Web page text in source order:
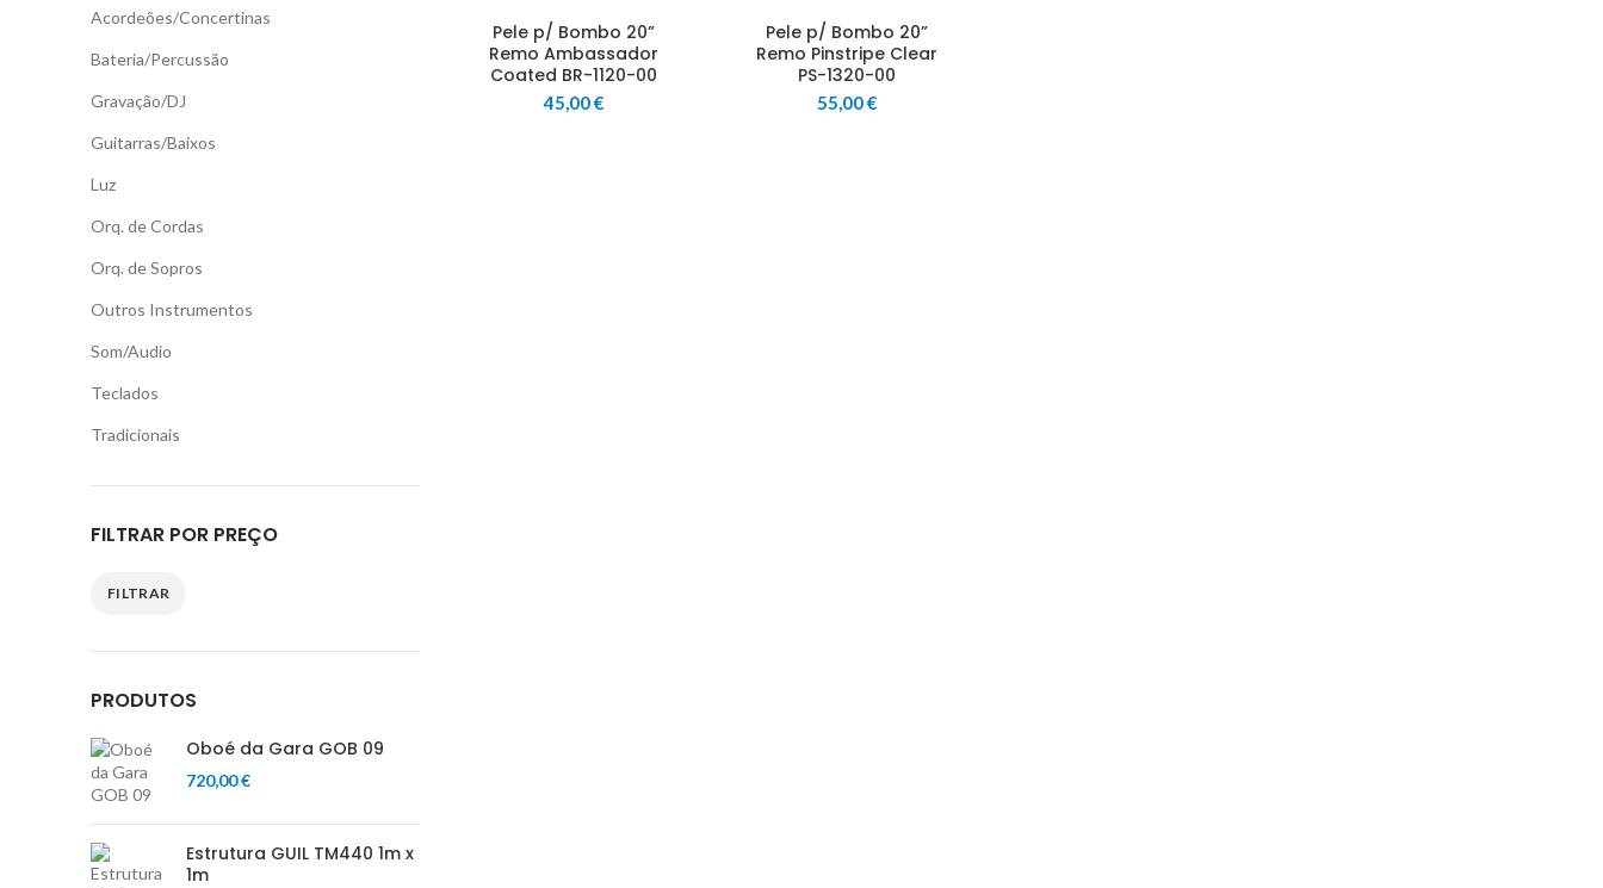
Acordeões/Concertinas
Bateria/Percussão
Gravação/DJ
Guitarras/Baixos
Luz
Orq. de Cordas
Orq. de Sopros
Outros Instrumentos
Som/Audio
Teclados
Tradicionais
FILTRAR POR PREÇO
FILTRAR
PRODUTOS
Oboé da Gara GOB 09
720,00€
Estrutura GUIL TM440 1m x
1m
Pele p/ Bombo 20”
Remo Ambassador
Coated BR-1120-00
45,00€
Pele p/ Bombo 20”
Remo Pinstripe Clear
PS-1320-00
55,00€